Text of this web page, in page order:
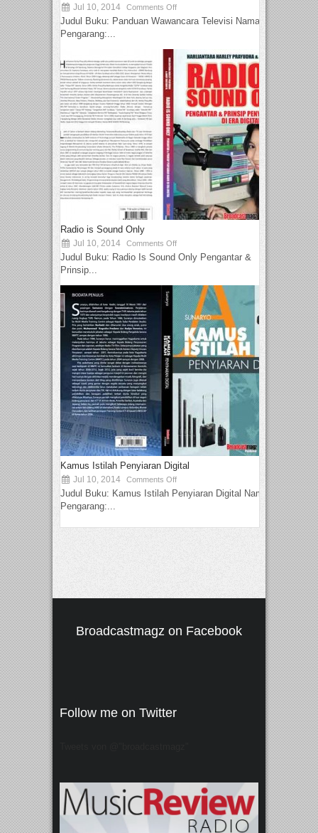
Jul 10, 2014 Comments Off
Judul Buku: Panduan Wawancara Televisi Nama
Pengarang:...
Radio is Sound Only
Jul 10, 2014 Comments Off
Judul Buku: Radio Is Sound Only Pengantar &
Prinsip...
Kamus Istilah Penyiaran Digital
Jul 10, 2014 Comments Off
Judul Buku: Kamus Istilah Penyiaran Digital Nama
Pengarang:...
Broadcastmagz on Facebook
Follow me on Twitter